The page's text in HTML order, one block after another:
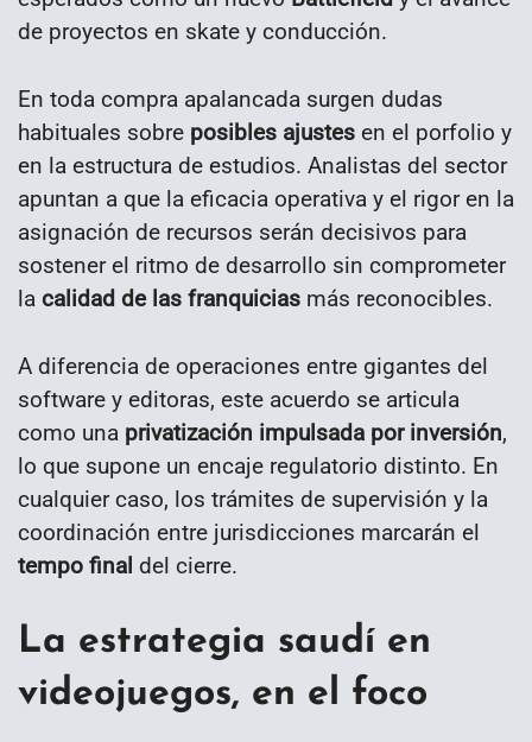
de proyectos en skate y conducción.
En toda compra apalancada surgen dudas
habituales sobre posibles ajustes en el porfolio y
en la estructura de estudios. Analistas del sector
apuntan a que la eficacia operativa y el rigor en la
asignación de recursos serán decisivos para
sostener el ritmo de desarrollo sin comprometer
la calidad de las franquicias más reconocibles.
A diferencia de operaciones entre gigantes del
software y editoras, este acuerdo se articula
como una privatización impulsada por inversión,
lo que supone un encaje regulatorio distinto. En
cualquier caso, los trámites de supervisión y la
coordinación entre jurisdicciones marcarán el
tempo final del cierre.
La estrategia saudí en
videojuegos, en el foco